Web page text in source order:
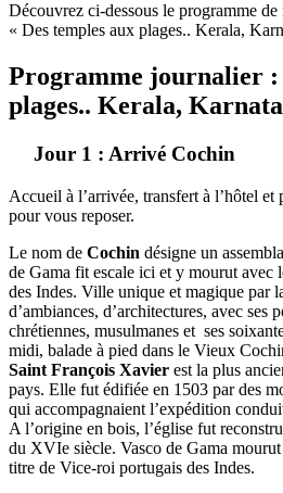
Découvrez ci-dessous le programme
« Des temples aux plages.. Kerala,
Programme journalier :
plages.. Kerala,
Jour 1 : Arrivé Cochin
Accueil à l’arrivée, transfert à l’hôtel
pour vous reposer.
Le nom de Cochin désigne un
de Gama fit escale ici et y mourut avec
des Indes. Ville unique et magique par
d’ambiances, d’architectures, avec ses
chrétiennes, musulmanes et ses
midi, balade à pied dans le Vieux
Saint François Xavier est la plus
pays. Elle fut édifiée en 1503 par des
qui accompagnaient l’expédition
A l’origine en bois, l’église fut
du XVIe siècle. Vasco de Gama
titre de Vice-roi portugais des Indes.